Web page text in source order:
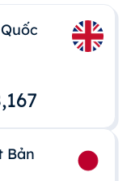
Bản